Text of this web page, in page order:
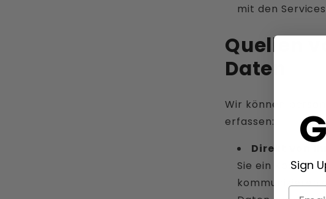
mit den
Quellen
Daten
Wir können
erfassen:
Direkt von
Sie ein Konto
kommunizieren
Sign